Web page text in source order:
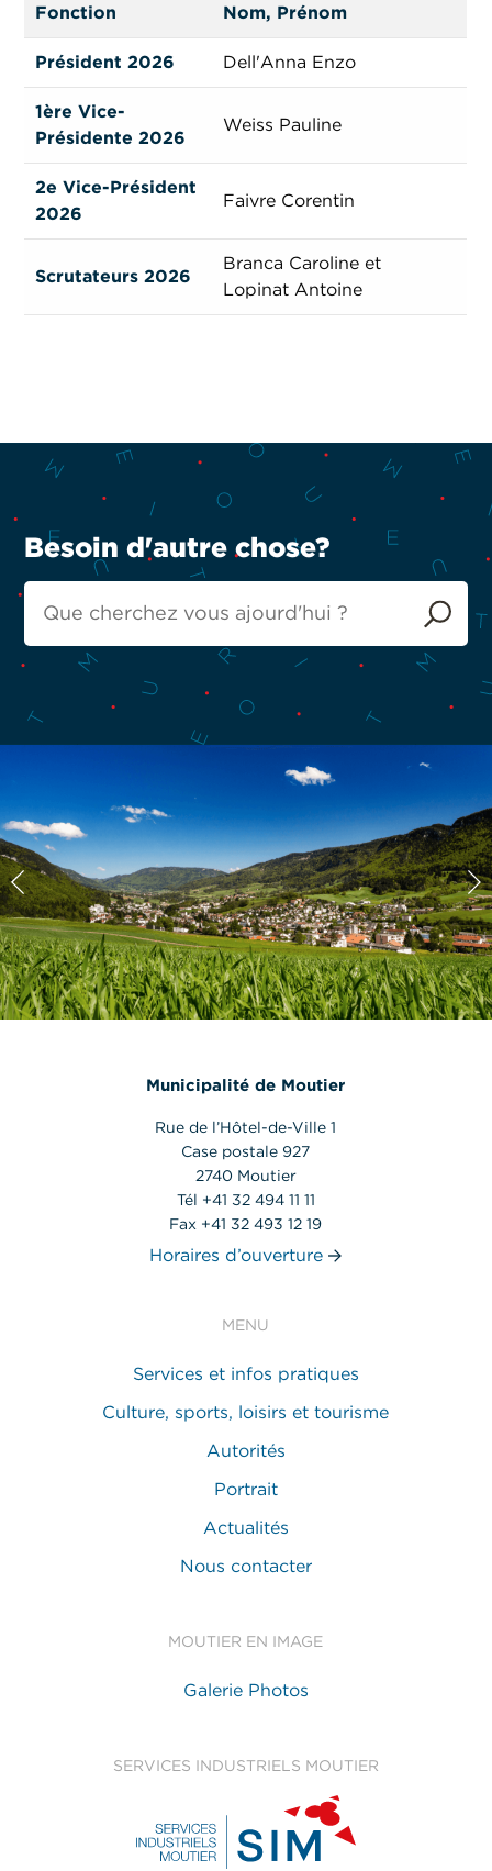
Fonction Nom, Prénom
Président 2026 Dell'Anna Enzo
1ère Vice-
Présidente 2026
Weiss Pauline
2e Vice-Président
2026
Faivre Corentin
Scrutateurs 2026
Branca Caroline et
Lopinat Antoine
Besoin d'autre chose?
Municipalité de Moutier
Rue de l’Hôtel-de-Ville 1
Case postale 927
2740 Moutier
Tél +41 32 494 11 11
Fax +41 32 493 12 19
Horaires d’ouverture
MENU
Services et infos pratiques
Culture, sports, loisirs et tourisme
Autorités
Portrait
Actualités
Nous contacter
MOUTIER EN IMAGE
Galerie Photos
SERVICES INDUSTRIELS MOUTIER